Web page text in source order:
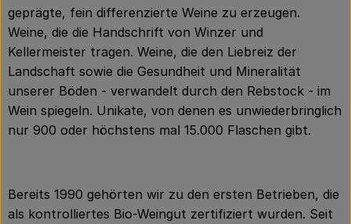
geprägte, fein differenzierte Weine zu erzeugen.
Weine, die die Handschrift von Winzer und
Kellermeister tragen. Weine, die den Liebreiz der
Landschaft sowie die Gesundheit und Mineralität
unserer Böden - verwandelt durch den Rebstock - im
Wein spiegeln. Unikate, von denen es unwiederbringlich
nur 900 oder höchstens mal 15.000 Flaschen gibt.
Bereits 1990 gehörten wir zu den ersten Betrieben, die
als kontrolliertes Bio-Weingut zertifiziert wurden. Seit